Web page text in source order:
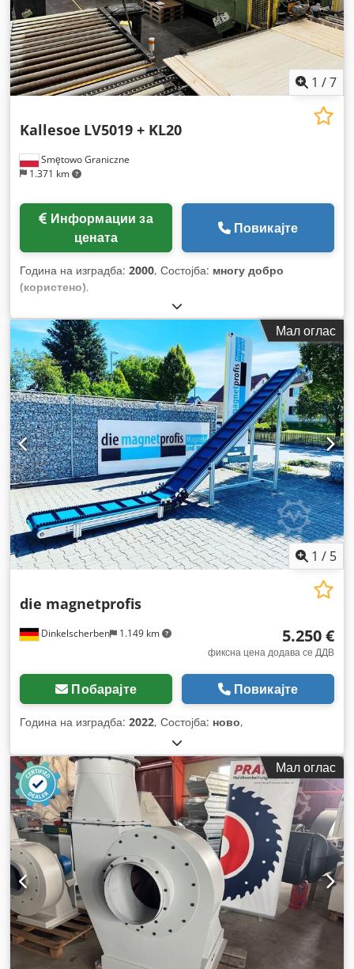
1 /7
Smętowo Graniczne
1.371 km
Kallesoe LV5019 + KL20
цената
Повикајте
Година на изградба: 2000, Состојба: многу добро
(користено),
Мал оглас
1 / 5
Dinkelscherben 1.149 km
die magnetprofis
5.250 €
фиксна цена додава се ДДВ
Побарајте Повикајте
Година на изградба: 2022, Состојба: ново,
Мал оглас